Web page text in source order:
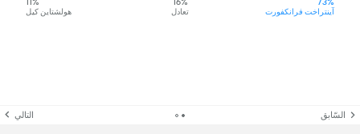
آينتراخت فرانكفورت تعادل هولشتاين كيل
السّابق التالي